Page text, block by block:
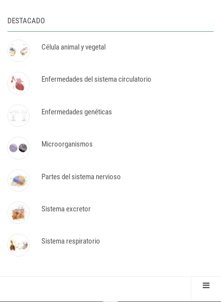
DESTACADO
Célula animal y vegetal
Enfermedades del sistema circulatorio
Enfermedades genéticas
Microorganismos
Partes del sistema nervioso
Sistema excretor
Sistema respiratorio